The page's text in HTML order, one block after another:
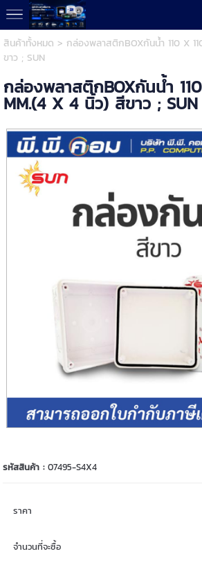
สินค้าทั้งหมด > กล่องพลาสติกBOXกันน้ำ 110 X
ขาว ; SUN
กล่องพลาสติกBOXกันน้ำ
MM.(4 X 4 นิ้ว) สีขาว ; SUN
รหัสสินค้า :07495-S4X4
ราคา
จำนวนที่จะซื้อ